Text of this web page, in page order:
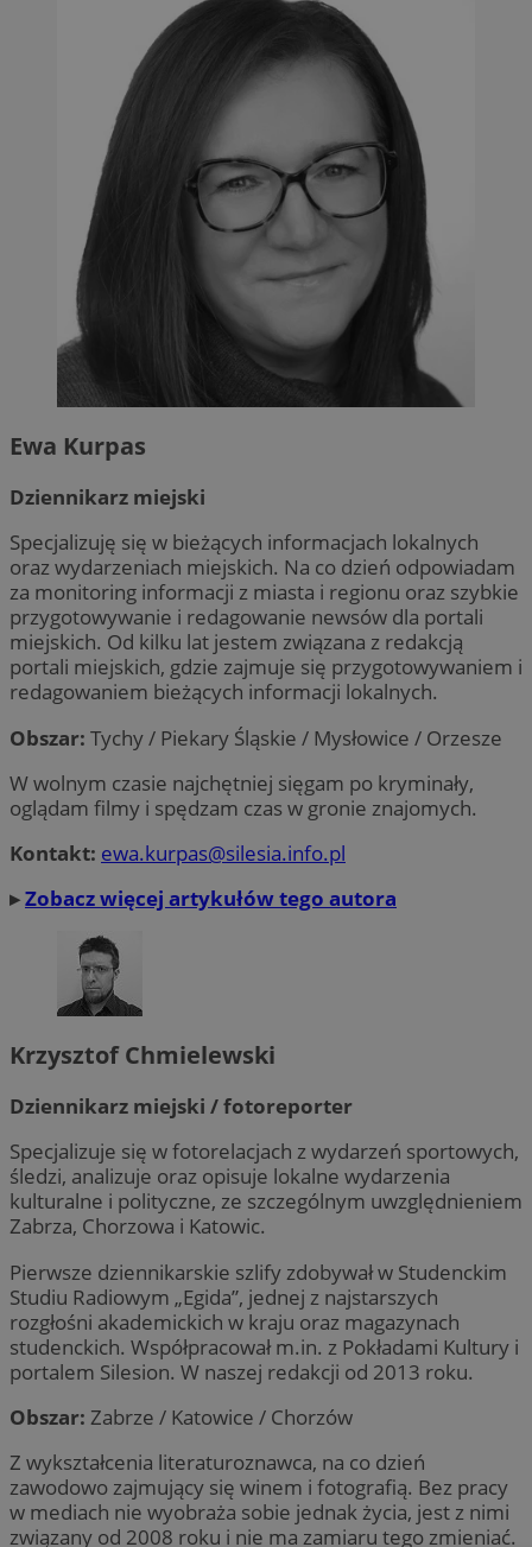
Ewa Kurpas
Dziennikarz miejski
Specjalizuję się w bieżących informacjach lokalnych
oraz wydarzeniach miejskich. Na co dzień odpowiadam
za monitoring informacji z miasta i regionu oraz szybkie
przygotowywanie i redagowanie newsów dla portali
miejskich. Od kilku lat jestem związana z redakcją
portali miejskich, gdzie zajmuje się przygotowywaniem i
redagowaniem bieżących informacji lokalnych.
Obszar: Tychy / Piekary Śląskie / Mysłowice / Orzesze
W wolnym czasie najchętniej sięgam po kryminały,
oglądam filmy i spędzam czas w gronie znajomych.
Kontakt: ewa.kurpas@silesia.info.pl
▸Zobacz więcej artykułów tego autora
Krzysztof Chmielewski
Dziennikarz miejski / fotoreporter
Specjalizuje się w fotorelacjach z wydarzeń sportowych,
śledzi, analizuje oraz opisuje lokalne wydarzenia
kulturalne i polityczne, ze szczególnym uwzględnieniem
Zabrza, Chorzowa i Katowic.
Pierwsze dziennikarskie szlify zdobywał w Studenckim
Studiu Radiowym „Egida”, jednej z najstarszych
rozgłośni akademickich w kraju oraz magazynach
studenckich. Współpracował m.in. z Pokładami Kultury i
portalem Silesion. W naszej redakcji od 2013 roku.
Obszar: Zabrze / Katowice / Chorzów
Z wykształcenia literaturoznawca, na co dzień
zawodowo zajmujący się winem i fotografią. Bez pracy
w mediach nie wyobraża sobie jednak życia, jest z nimi
związany od 2008 roku i nie ma zamiaru tego zmieniać.